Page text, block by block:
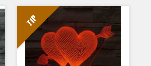
4: S napájecím adaptérem USB jej můžete
připojit k domácí zásuvce nebo k portu
USB počítače. Možnost vložení baterií.
5: Úspora energie. Výkon: 0.012kw.h / 24
hodin, Životnost LED: 50000 hodin
7: Tato lampa může být umístěna v ložnici,
dětském pokoji, obývacím pokoji, baru,
obchodě, kavárně, restauraci atd jako
dekorativní světlo.
TIP